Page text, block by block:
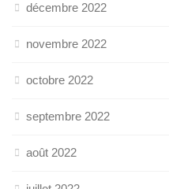
décembre 2022
novembre 2022
octobre 2022
septembre 2022
août 2022